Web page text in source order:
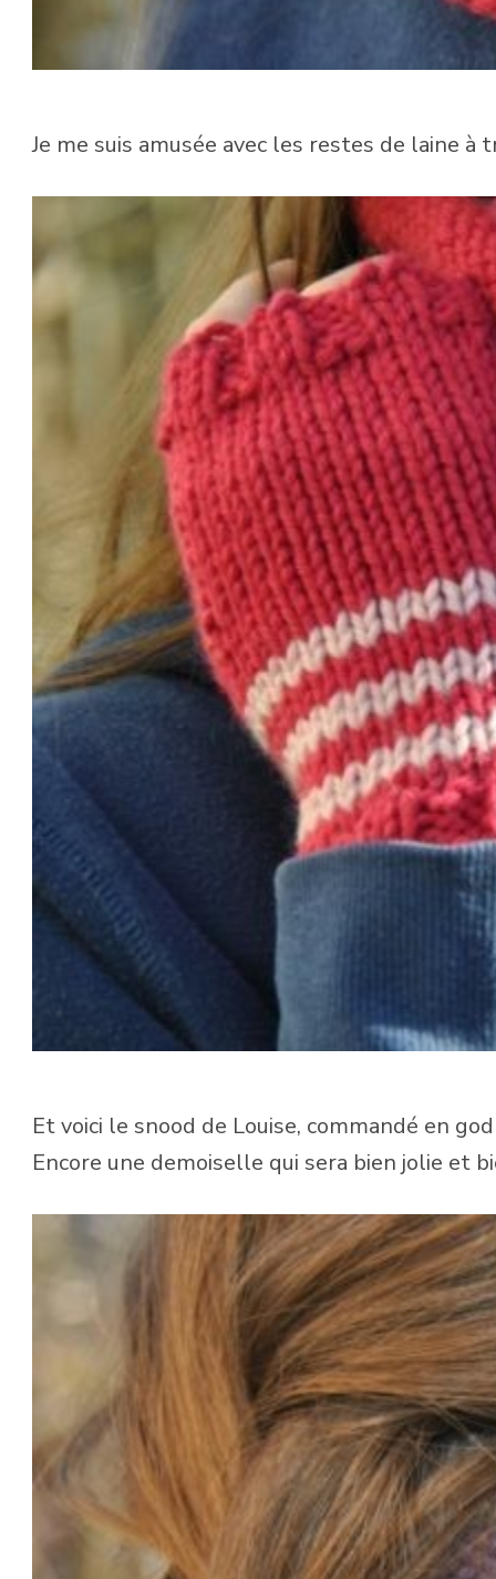
Je me suis amusée avec les restes de laine
Et voici le snood de Louise, commandé en
Encore une demoiselle qui sera bien jolie et